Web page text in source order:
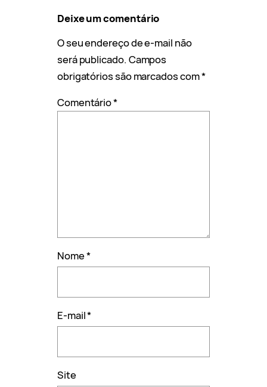
Deixe um comentário
O seu endereço de e-mail não
será publicado. Campos
obrigatórios são marcados com*
Comentário*
Nome*
E-mail*
Site